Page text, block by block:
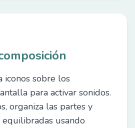
iconos sobre los
para activar sonidos.
organiza las partes y
usando